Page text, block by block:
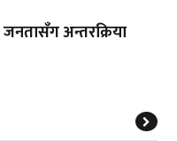
जनतासँग अन्तरक्रिया